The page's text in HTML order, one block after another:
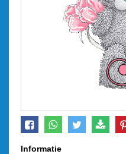
Informatie